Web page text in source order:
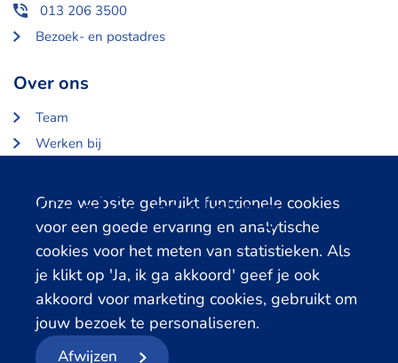
Cookie melding
Onze website gebruikt functionele cookies
voor een goede ervaring en analytische
cookies voor het meten van statistieken. Als
je klikt op 'Ja, ik ga akkoord' geef je ook
akkoord voor marketing cookies, gebruikt om
jouw bezoek te personaliseren.
Afwijzen
013 206 3500
Bezoek- en postadres
Over ons
Team
Werken bij
Partners en opdrachtgevers
Gerelateerde databanken
LISS Data Archive
SHARE Data Access
DHS Data Access